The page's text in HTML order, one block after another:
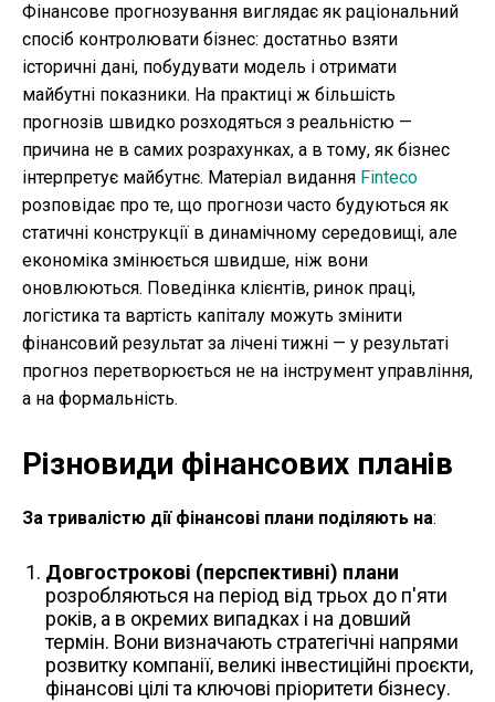
Фінансове прогнозування виглядає як раціональний
спосіб контролювати бізнес: достатньо взяти
історичні дані, побудувати модель і отримати
майбутні показники. На практиці ж більшість
прогнозів швидко розходяться з реальністю —
причина не в самих розрахунках, а в тому, як бізнес
інтерпретує майбутнє. Матеріал видання Finteco
розповідає про те, що прогнози часто будуються як
статичні конструкції в динамічному середовищі, але
економіка змінюється швидше, ніж вони
оновлюються. Поведінка клієнтів, ринок праці,
логістика та вартість капіталу можуть змінити
фінансовий результат за лічені тижні — у результаті
прогноз перетворюється не на інструмент управління,
а на формальність.
Різновиди фінансових планів
За тривалістю дії фінансові плани поділяють на:
Довгострокові (перспективні) плани
розробляються на період від трьох до п'яти
років, а в окремих випадках і на довший
термін. Вони визначають стратегічні напрями
розвитку компанії, великі інвестиційні проєкти,
фінансові цілі та ключові пріоритети бізнесу.